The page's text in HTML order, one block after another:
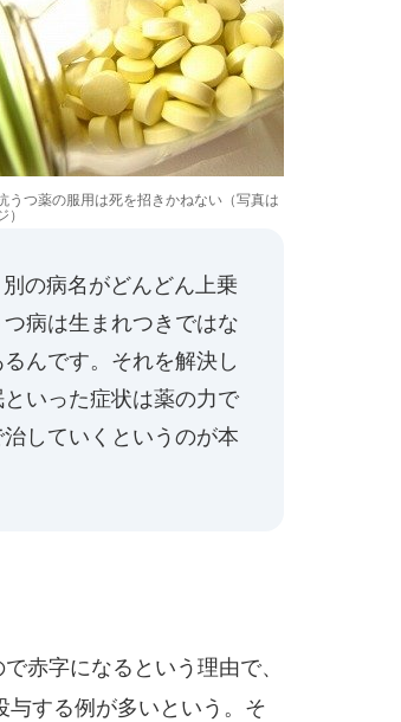
うつ薬の服用は死を招きかねない（写真は
）
の病名がどんどん上乗
病は生まれつきではな
んです。それを解決し
いった症状は薬の力で
していくというのが本
赤字になるという理由で、
与する例が多いという。そ